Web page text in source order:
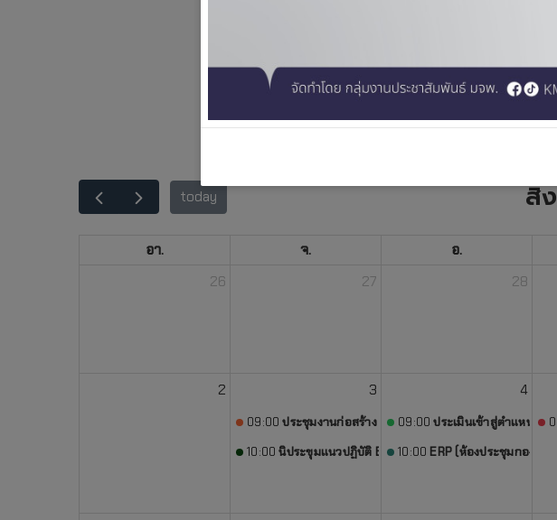
กองงานพัส
ให้บริการห้องประชุมชั้น 10 ในอาคารเอนกป
today สิ
อา. จ. อ.
26
27 28
2 3
09:00 ประชุมงานก่อสร้าง (พิชามญชุ์) (เก่า) (ห้องประชุมกอง
10:00 นิประขุมแนวปฏิบัติ ERP (ห้องประชุมกองงานพัสดุ)
4
09:00 ประเมินเข้าสู่ตำแหน่งผู้
10:00 ERP (ห้องประชุมกองงาน